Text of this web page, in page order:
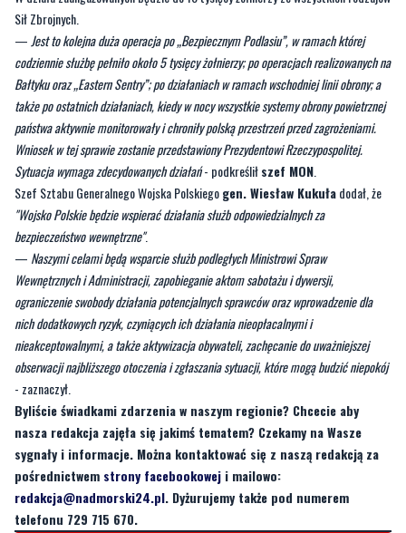
Sił Zbrojnych.
— Jest to kolejna duża operacja po „Bezpiecznym Podlasiu”, w ramach której
codziennie służbę pełniło około 5 tysięcy żołnierzy; po operacjach realizowanych na
Bałtyku oraz „Eastern Sentry”; po działaniach w ramach wschodniej linii obrony; a
także po ostatnich działaniach, kiedy w nocy wszystkie systemy obrony powietrznej
państwa aktywnie monitorowały i chroniły polską przestrzeń przed zagrożeniami.
Wniosek w tej sprawie zostanie przedstawiony Prezydentowi Rzeczypospolitej.
Sytuacja wymaga zdecydowanych działań- podkreśliłszef MON
Szef Sztabu Generalnego Wojska Polskiegogen. Wiesław Kukuładodał, że
"Wojsko Polskie będzie wspierać działania służb odpowiedzialnych za
bezpieczeństwo wewnętrzne".
— Naszymi celami będą wsparcie służb podległych Ministrowi Spraw
Wewnętrznych i Administracji, zapobieganie aktom sabotażu i dywersji,
ograniczenie swobody działania potencjalnych sprawców oraz wprowadzenie dla
nich dodatkowych ryzyk, czyniących ich działania nieopłacalnymi i
nieakceptowalnymi, a także aktywizacja obywateli, zachęcanie do uważniejszej
obserwacji najbliższego otoczenia i zgłaszania sytuacji, które mogą budzić niepokój
- zaznaczył.
Byliście świadkami zdarzenia w naszym regionie? Chcecie aby
nasza redakcja zajęła się jakimś tematem? Czekamy na Wasze
sygnały i informacje. Można kontaktować się z naszą redakcją za
pośrednictwem strony facebookowej i mailowo:
redakcja@nadmorski24.pl. Dyżurujemy także pod numerem
telefonu 729 715 670.